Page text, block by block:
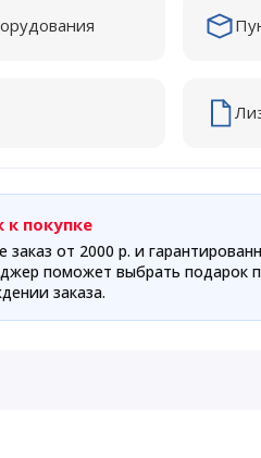
покупке
от 2000 р. и
поможет выбрать подарок
заказа.